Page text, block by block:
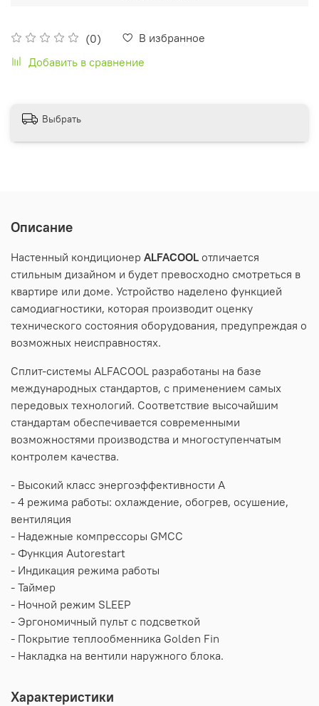
(0)
В избранное
Добавить в сравнение
Выбрать
Описание
Настенный кондиционер ALFACOOL отличается
стильным дизайном и будет превосходно смотреться в
квартире или доме. Устройство наделено функцией
самодиагностики, которая производит оценку
технического состояния оборудования, предупреждая о
возможных неисправностях.
Сплит-системы ALFACOOL разработаны на базе
международных стандартов, с применением самых
передовых технологий. Соответствие высочайшим
стандартам обеспечивается современными
возможностями производства и многоступенчатым
контролем качества.
- Высокий класс энергоэффективности A
- 4 режима работы: охлаждение, обогрев, осушение,
вентиляция
- Надежные компрессоры GMCC
- Функция Autorestart
- Индикация режима работы
- Таймер
- Ночной режим SLEEP
- Эргономичный пульт с подсветкой
- Покрытие теплообменника Golden Fin
- Накладка на вентили наружного блока.
Характеристики